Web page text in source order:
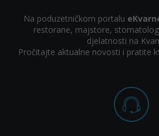
Na poduzetničkom portalu
restorane, majstore,
djelatnosti na
Pročitajte aktualne novosti i pratite